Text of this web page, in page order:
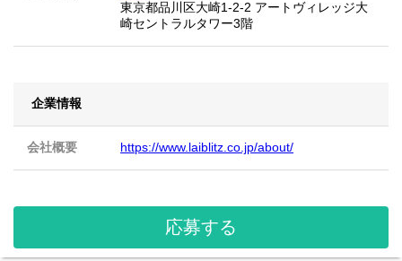
東京都品川区大崎1-2-2 アートヴィレッジ大
崎セントラルタワー3階
企業情報
会社概要 https://www.laiblitz.co.jp/about/
応募する